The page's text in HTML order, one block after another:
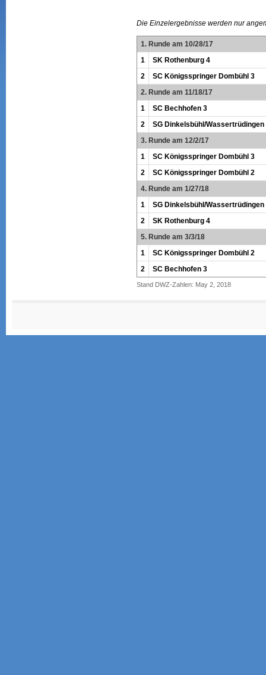
Die Einzelergebnisse werden nur
1. Runde am 10/28/17
1
SK Rothenburg 4
2
SC Königsspringer Dombühl 3
2. Runde am 11/18/17
1
SC Bechhofen 3
2
SG Dinkelsbühl/Wassertrüdingen
3. Runde am 12/2/17
1
SC Königsspringer Dombühl 3
2
SC Königsspringer Dombühl 2
4. Runde am 1/27/18
1
SG Dinkelsbühl/Wassertrüdingen
2
SK Rothenburg 4
5. Runde am 3/3/18
1
SC Königsspringer Dombühl 2
2
SC Bechhofen 3
Stand DWZ-Zahlen: May 2, 2018